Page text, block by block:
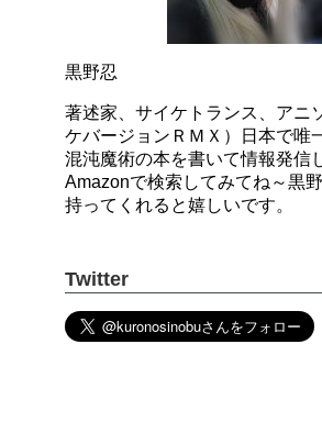
黒野忍
著述家、サイケトランス、アニ
ケバージョンＲＭＸ）日本で唯
混沌魔術の本を書いて情報発信
Amazonで検索してみてね～黒
持ってくれると嬉しいです。
Twitter